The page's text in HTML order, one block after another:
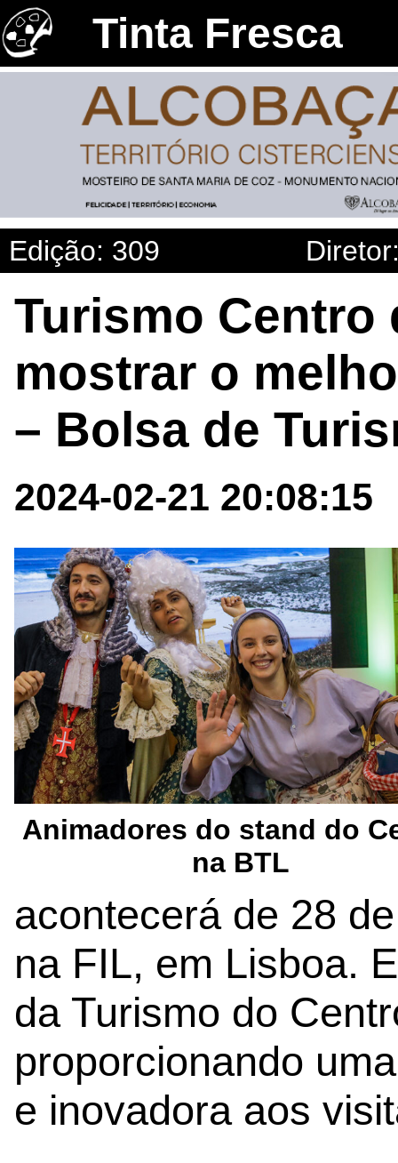
Tinta Fresca
Edição: 309
Turismo Centro
mostrar o
– Bolsa de
2024-02-21 20:08:15
Animadores do stand do
na BTL
acontecerá de 28
na FIL, em Lisboa.
da Turismo do
proporcionando
e inovadora aos